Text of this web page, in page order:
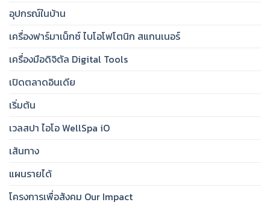
อุปกรณ์ในบ้าน
เครื่องฟาร์มาเน็กซ์ ไบโอโฟโตนิก สแกนเนอร์
เครื่องมือดิจิตัล Digital Tools
เปิดตลาดอินเดีย
เริ่มต้น
เวลสปา ไอโอ WellSpa iO
เส้นทาง
แผนรายได้
โครงการเพื่อสังคม Our Impact